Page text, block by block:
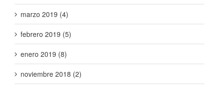
marzo 2019 (4)
febrero 2019 (5)
enero 2019 (8)
noviembre 2018 (2)